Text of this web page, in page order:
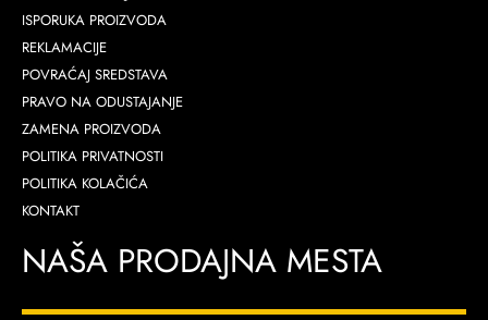
ISPORUKA PROIZVODA
REKLAMACIJE
POVRAĆAJ SREDSTAVA
PRAVO NA ODUSTAJANJE
ZAMENA PROIZVODA
POLITIKA PRIVATNOSTI
POLITIKA KOLAČIĆA
KONTAKT
NAŠA PRODAJNA MESTA